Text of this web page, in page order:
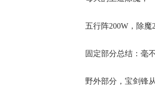
五行阵200W，除魔
固定部分总结：毫
野外部分，宝剑锋